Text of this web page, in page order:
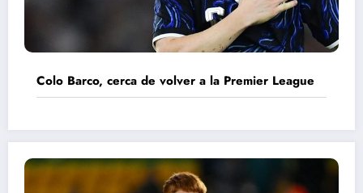
Colo Barco, cerca de volver a la Premier League